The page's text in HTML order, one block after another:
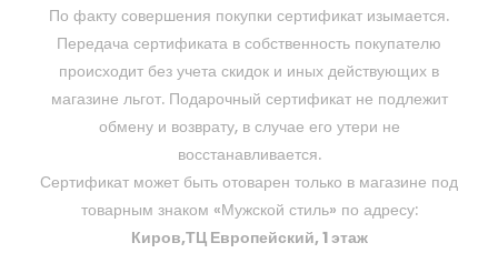
По факту совершения покупки сертификат изымается.
Передача сертификата в собственность покупателю
происходит без учета скидок и иных действующих в
магазине льгот. Подарочный сертификат не подлежит
обмену и возврату, в случае его утери не
восстанавливается.
Сертификат может быть отоварен только в магазине под
товарным знаком «Мужской стиль» по адресу:
Киров,ТЦ Европейский, 1 этаж